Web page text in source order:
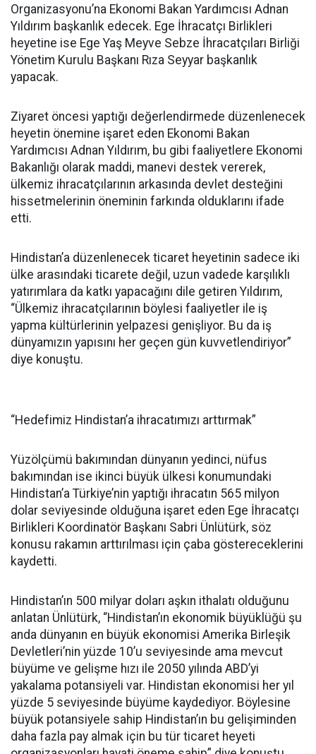
Organizasyonu’na Ekonomi Bakan Yardımcısı Adnan
Yıldırım başkanlık edecek. Ege İhracatçı Birlikleri
heyetine ise Ege Yaş Meyve Sebze İhracatçıları Birliği
Yönetim Kurulu Başkanı Rıza Seyyar başkanlık
yapacak.
Ziyaret öncesi yaptığı değerlendirmede düzenlenecek
heyetin önemine işaret eden Ekonomi Bakan
Yardımcısı Adnan Yıldırım, bu gibi faaliyetlere Ekonomi
Bakanlığı olarak maddi, manevi destek vererek,
ülkemiz ihracatçılarının arkasında devlet desteğini
hissetmelerinin öneminin farkında olduklarını ifade
etti.
Hindistan’a düzenlenecek ticaret heyetinin sadece iki
ülke arasındaki ticarete değil, uzun vadede karşılıklı
yatırımlara da katkı yapacağını dile getiren Yıldırım,
“Ülkemiz ihracatçılarının böylesi faaliyetler ile iş
yapma kültürlerinin yelpazesi genişliyor. Bu da iş
dünyamızın yapısını her geçen gün kuvvetlendiriyor”
diye konuştu.
“Hedefimiz Hindistan’a ihracatımızı arttırmak”
Yüzölçümü bakımından dünyanın yedinci, nüfus
bakımından ise ikinci büyük ülkesi konumundaki
Hindistan’a Türkiye’nin yaptığı ihracatın 565 milyon
dolar seviyesinde olduğuna işaret eden Ege İhracatçı
Birlikleri Koordinatör Başkanı Sabri Ünlütürk, söz
konusu rakamın arttırılması için çaba göstereceklerini
kaydetti.
Hindistan’ın 500 milyar doları aşkın ithalatı olduğunu
anlatan Ünlütürk, “Hindistan’ın ekonomik büyüklüğü şu
anda dünyanın en büyük ekonomisi Amerika Birleşik
Devletleri’nin yüzde 10’u seviyesinde ama mevcut
büyüme ve gelişme hızı ile 2050 yılında ABD’yi
yakalama potansiyeli var. Hindistan ekonomisi her yıl
yüzde 5 seviyesinde büyüme kaydediyor. Böylesine
büyük potansiyele sahip Hindistan’ın bu gelişiminden
daha fazla pay almak için bu tür ticaret heyeti